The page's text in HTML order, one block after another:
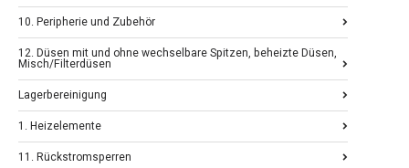
10. Peripherie und Zubehör
12. Düsen mit und ohne wechselbare Spitzen, beheizte Düsen,
Misch/Filterdüsen
Lagerbereinigung
1. Heizelemente
11. Rückstromsperren